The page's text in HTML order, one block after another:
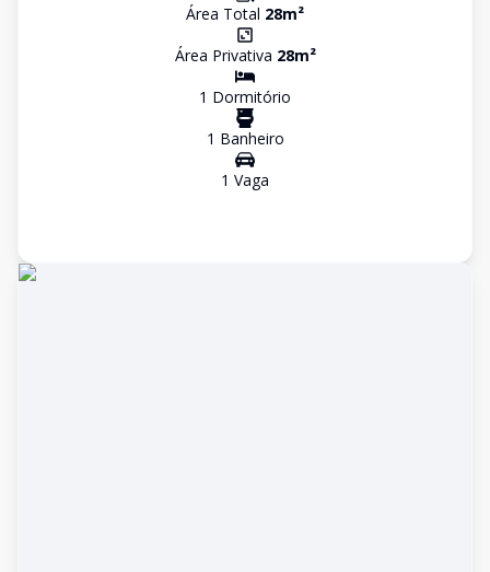
Área Total 28m²
Área Privativa 28m²
1 Dormitório
1 Banheiro
1 Vaga